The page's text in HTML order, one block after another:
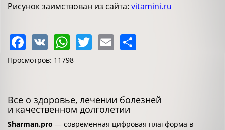
Рисунок заимствован из сайта: vitamini.ru
Facebook
VK WhatsApp
Twitter
Email
Просмотров: 11798
Все о здоровье, лечении болезней
и качественном долголетии
Sharman.pro — современная цифровая платформа в